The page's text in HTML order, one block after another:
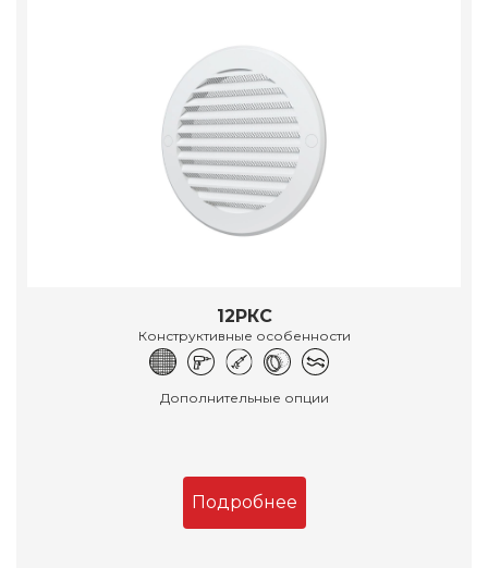
12РКС
Конструктивные особенности
Дополнительные опции
Подробнее